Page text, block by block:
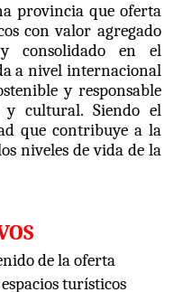
provincia que oferta
con valor agregado
y consolidado en el
a nivel internacional
y responsable
cultural. Siendo el
que contribuye a la
niveles de vida de la
de la oferta
turísticos